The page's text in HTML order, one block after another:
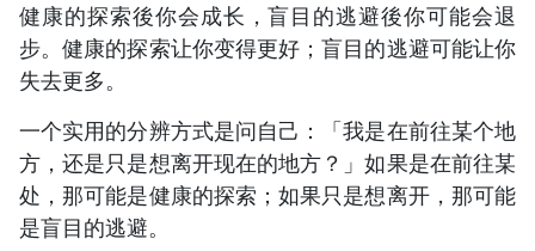
健康的探索後你会成长，盲目的逃避後你可能会退
步。健康的探索让你变得更好；盲目的逃避可能让你
失去更多。
一个实用的分辨方式是问自己：「我是在前往某个地
方，还是只是想离开现在的地方？」如果是在前往某
处，那可能是健康的探索；如果只是想离开，那可能
是盲目的逃避。